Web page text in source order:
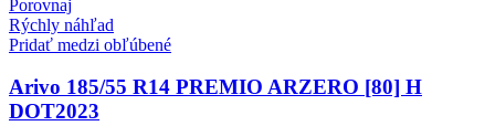
Porovnaj
Rýchly náhľad
Pridať medzi obľúbené
Arivo 185/55 R14 PREMIO ARZERO [80] H
DOT2023